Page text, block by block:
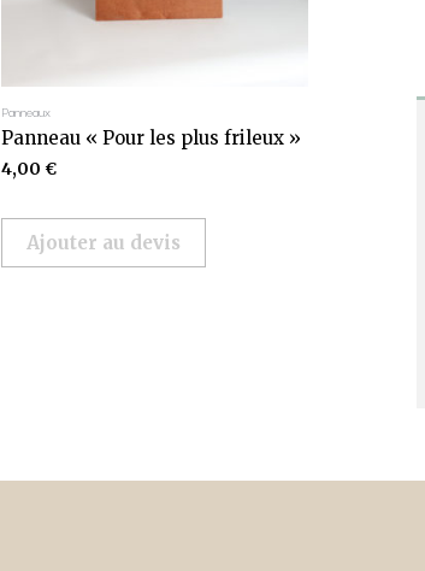
Panneaux
Panneau « Pour les plus frileux »
4,00 €
Ajouter au devis